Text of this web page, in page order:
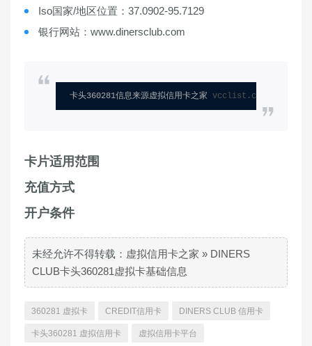
Iso国家/地区位置：37.0902-95.7129
银行网站：www.dinersclub.com
卡头360281信息来源虚拟信用卡之家 vcclist.com
卡片适用范围
充值方式
开户条件
未经允许不得转载： 虚拟信用卡之家 » DINERS
CLUB卡头360281虚拟卡基础信息
360281 虚拟卡 CREDIT信用卡 DINERS CLUB 信用卡
卡头360281 虚拟信用卡 虚拟信用卡平台